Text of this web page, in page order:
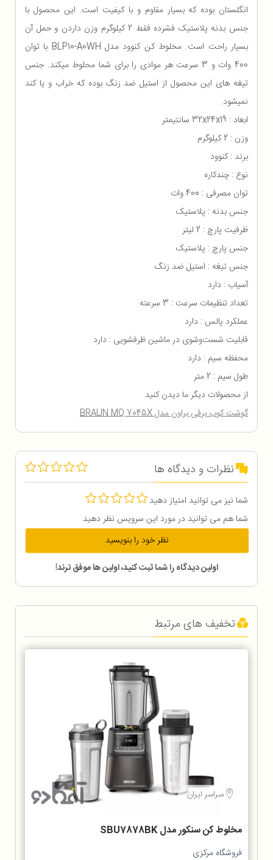
انگلستان بوده که بسیار مقاوم و با کیفیت است. این محصول با
جنس بدنه پلاستیک فشرده فقط 2 کیلوگرم وزن داردن و حمل آن
بسیار راحت است. مخلوط کن کنوود مدل BLP10-A0WH با توان
400 وات و 3 سرعت هر موادی را برای شما محلوط میکند. جنس
تیغه های این محصول از استیل ضد زنگ بوده که خراب و یا کند
نمیشود.
ابعاد : 32x24x19 سانتیمتر
وزن : 2 کیلوگرم
برند : کنوود
نوع : چندکاره
توان مصرفی : 400 وات
جنس بدنه : پلاستیک
ظرفیت پارچ : 2 لیتر
جنس پارچ : پلاستیک
جنس تیغه : استیل ضد زنگ
آسیاب : دارد
تعداد تنظیمات سرعت : 3 سرعته
عملکرد پالس : دارد
قابلیت شست‌وشوی در ماشین ظرفشویی : دارد
محفظه سیم : دارد
طول سیم : 2 متر
از محصولات دیگر ما دیدن کنید
گوشت کوب برقی براون مدل BRAUN MQ 7045X
نظرات و دیدگاه ها
شما نیز می توانید امتیاز دهید
شما هم می توانید در مورد این سرویس نظر دهید
نظر خود را بنویسید
اولین دیدگاه را شما ثبت کنید، اولین ها موفق ترند!
تخفیف های مرتبط
سراسر ایران
مخلوط‌ کن سنکور مدل SBU7878BK
فروشگاه مرکزی